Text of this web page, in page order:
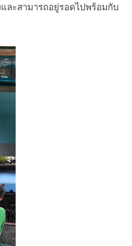
ละสามารถอยู่รอดไปพร้อมกับ